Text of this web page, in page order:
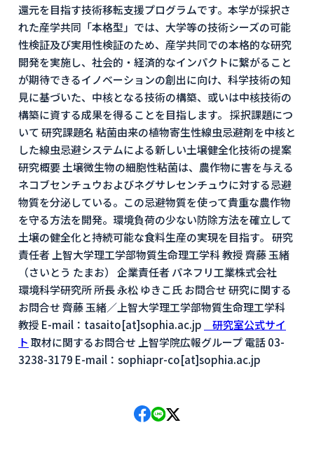
還元を目指す技術移転支援プログラムです。本学が採択さ
れた産学共同「本格型」では、大学等の技術シーズの可能
性検証及び実用性検証のため、産学共同での本格的な研究
開発を実施し、社会的・経済的なインパクトに繋がること
が期待できるイノベーションの創出に向け、科学技術の知
見に基づいた、中核となる技術の構築、或いは中核技術の
構築に資する成果を得ることを目指します。 採択課題につ
いて 研究課題名 粘菌由来の植物寄生性線虫忌避剤を中核と
した線虫忌避システムによる新しい土壌健全化技術の提案
研究概要 土壌微生物の細胞性粘菌は、農作物に害を与える
ネコブセンチュウおよびネグサレセンチュウに対する忌避
物質を分泌している。この忌避物質を使って貴重な農作物
を守る方法を開発。環境負荷の少ない防除方法を確立して
土壌の健全化と持続可能な食料生産の実現を目指す。 研究
責任者 上智大学理工学部物質生命理工学科 教授 齊藤 玉緒
（さいとう たまお） 企業責任者 パネフリ工業株式会社
環境科学研究所 所長 永松 ゆきこ氏 お問合せ 研究に関する
お問合せ 齊藤 玉緒／上智大学理工学部物質生命理工学科
教授 E-mail：tasaito[at]sophia.ac.jp
研究室公式サイ
ト 取材に関するお問合せ 上智学院広報グループ 電話 03-
3238-3179 E-mail：sophiapr-co[at]sophia.ac.jp